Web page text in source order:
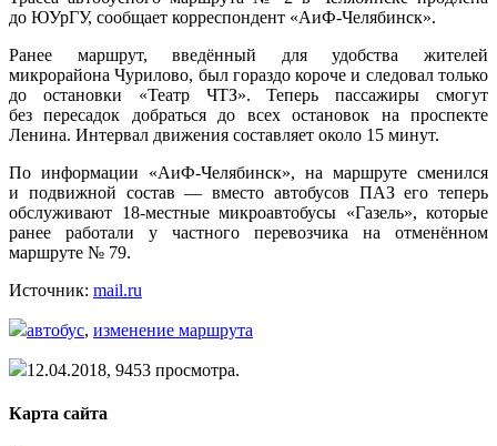
до ЮУрГУ, сообщает корреспондент «АиФ-Челябинск».
Ранее маршрут, введённый для удобства жителей
микрорайона Чурилово, был гораздо короче и следовал только
до остановки
«ТеатрЧТЗ». Теперь пассажиры смогут
без пересадок добраться до всех остановок на проспекте
Ленина. Интервал движения составляет около 15 минут.
По информации
«АиФ-Челябинск», на маршруте сменился
и подвижной состав — вместо автобусов ПАЗ его теперь
обслуживают 18-местные микроавтобусы «Газель», которые
ранее работали у частного перевозчика на отменённом
маршруте № 79.
Источник: mail.ru
автобус, изменение маршрута
12.04.2018, 9453 просмотра.
Карта сайта